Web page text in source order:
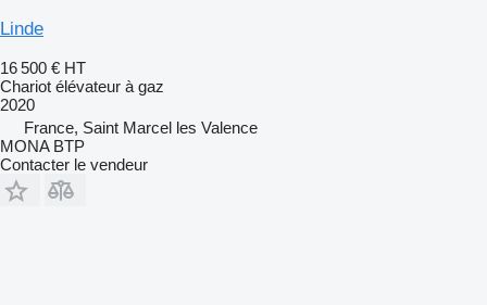
Linde
16 500 € HT
Chariot élévateur à gaz
2020
France, Saint Marcel les Valence
MONA BTP
Contacter le vendeur